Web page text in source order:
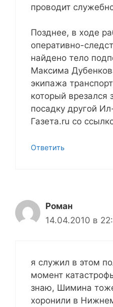
проводит
Позднее, в ходе
оперативно-
найдено тело
Максима
экипажа
который врезался
посадку другой
Газета.ru со
Ответить
Роман
14.04.2010 в
я служил в этом
момент
знаю, Шимина
хоронили в